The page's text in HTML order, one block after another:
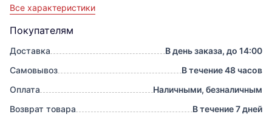
Все характеристики
Покупателям
Доставка
В день заказа, до 14:00
Самовывоз
В течение 48 часов
Оплата
Наличными, безналичным
Возврат товара
В течение 7 дней